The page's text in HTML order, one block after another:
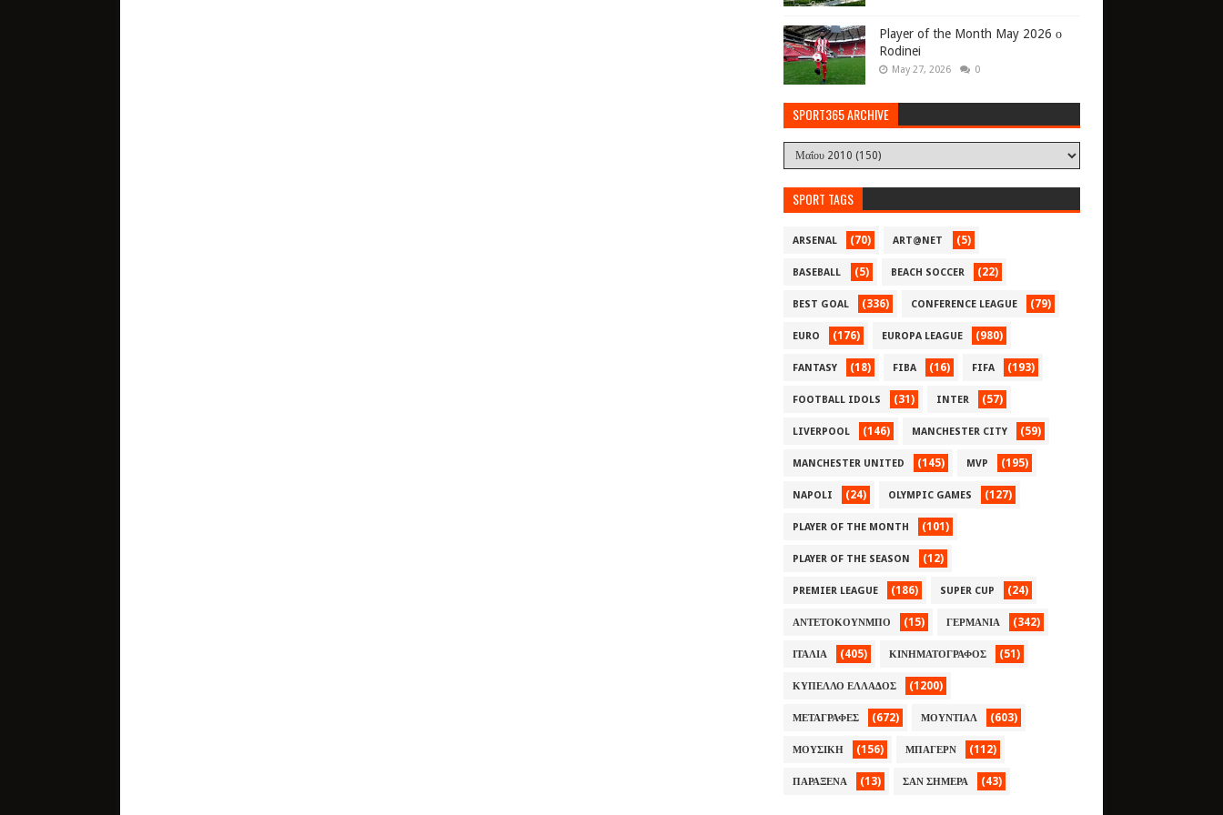
Player of the Month May 2026 ο
Rodinei
May 27, 2026 0
SPORT365 ARCHIVE
SPORT TAGS
ARSENAL (70) ART@NET (5)
BASEBALL (5) BEACH SOCCER (22)
BEST GOAL (336) CONFERENCE LEAGUE (79)
EURO (176) EUROPA LEAGUE (980)
FANTASY (18) FIBA (16) FIFA (193)
FOOTBALL IDOLS (31) INTER (57)
LIVERPOOL (146) MANCHESTER CITY (59)
MANCHESTER UNITED (145) MVP (195)
NAPOLI (24) OLYMPIC GAMES (127)
PLAYER OF THE MONTH (101)
PLAYER OF THE SEASON (12)
PREMIER LEAGUE (186) SUPER CUP (24)
ΑΝΤΕΤΟΚΟΥΝΜΠΟ (15) ΓΕΡΜΑΝΙΑ (342)
ΙΤΑΛΙΑ (405) ΚΙΝΗΜΑΤΟΓΡΑΦΟΣ (51)
ΚΥΠΕΛΛΟ ΕΛΛΑΔΟΣ (1200)
ΜΕΤΑΓΡΑΦΕΣ (672) ΜΟΥΝΤΙΑΛ (603)
ΜΟΥΣΙΚΗ (156) ΜΠΑΓΕΡΝ (112)
ΠΑΡΑΞΕΝΑ (13) ΣΑΝ ΣΗΜΕΡΑ (43)